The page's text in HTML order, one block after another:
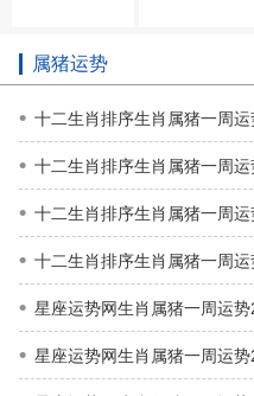
属猪运势
十二生肖排序生肖属猪一周
十二生肖排序生肖属猪一周
十二生肖排序生肖属猪一周
十二生肖排序生肖属猪一周
星座运势网生肖属猪一周运
星座运势网生肖属猪一周运